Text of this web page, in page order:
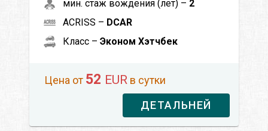
мин. стаж вождения (лет) – 2
ACRISS – DCAR
Класс – Эконом Хэтчбек
Цена от 52 EUR в сутки
ДЕТАЛЬНЕЙ